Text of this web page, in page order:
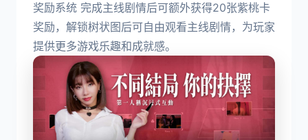
奖励系统 完成主线剧情后可额外获得20张紫桃卡
奖励，解锁树状图后可自由观看主线剧情，为玩家
提供更多游戏乐趣和成就感。